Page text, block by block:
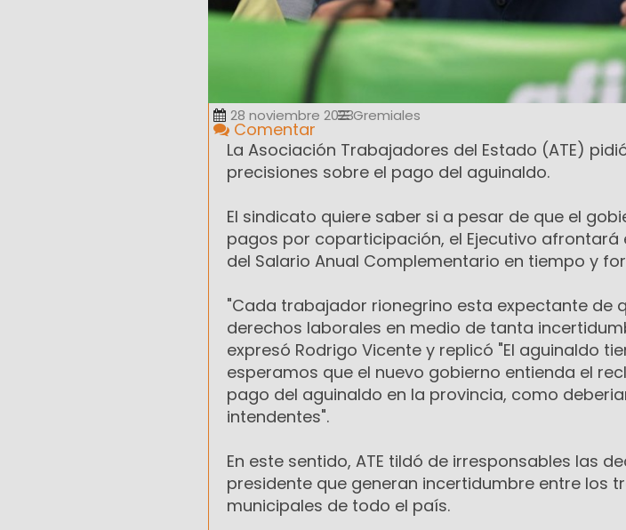
28 noviembre 2023Gremiales
Comentar
La Asociación Trabajadores del Estado (ATE)
precisiones sobre el pago del aguinaldo.
El sindicato quiere saber si a pesar de que el
pagos por coparticipación, el Ejecutivo
del Salario Anual Complementario en tiempo y
"Cada trabajador rionegrino esta expectante de
derechos laborales en medio de tanta
expresó Rodrigo Vicente y replicó "El aguinaldo
esperamos que el nuevo gobierno entienda el
pago del aguinaldo en la provincia, como
intendentes".
En este sentido, ATE tildó de irresponsables las
presidente que generan incertidumbre entre los
municipales de todo el país.